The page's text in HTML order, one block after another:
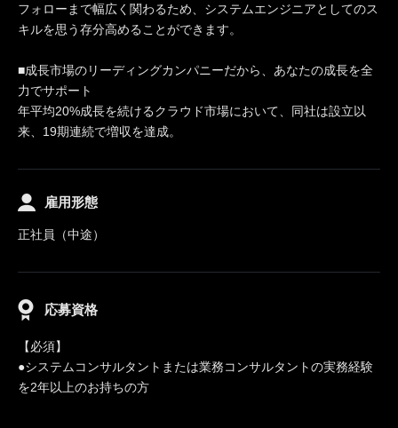
フォローまで幅広く関わるため、システムエンジニアとしてのス
キルを思う存分高めることができます。
■成長市場のリーディングカンパニーだから、あなたの成長を全
力でサポート
年平均20%成長を続けるクラウド市場において、同社は設立以
来、19期連続で増収を達成。
雇用形態
正社員（中途）
応募資格
【必須】
●システムコンサルタントまたは業務コンサルタントの実務経験
を2年以上のお持ちの方